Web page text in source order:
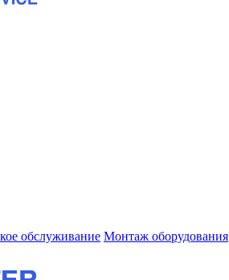
обслуживание Монтаж оборудования